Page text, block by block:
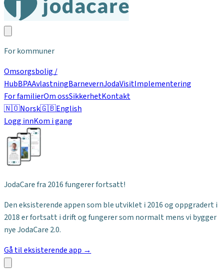
For kommuner
Omsorgsbolig /
HubBPAAvlastningBarnevernJodaVisitImplementering
For familierOm ossSikkerhetKontakt
🇳🇴Norsk🇬🇧English
Logg innKom i gang
JodaCare fra 2016 fungerer fortsatt!
Den eksisterende appen som ble utviklet i 2016 og oppgradert i
2018 er fortsatt i drift og fungerer som normalt mens vi bygger
nye JodaCare 2.0.
Gå til eksisterende app →